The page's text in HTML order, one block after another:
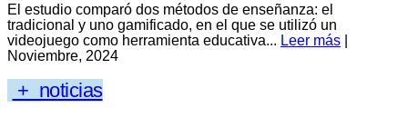
El estudio comparó dos métodos de enseñanza: el
tradicional y uno gamificado, en el que se utilizó un
videojuego como herramienta educativa... Leer más
Noviembre, 2024
+ noticias